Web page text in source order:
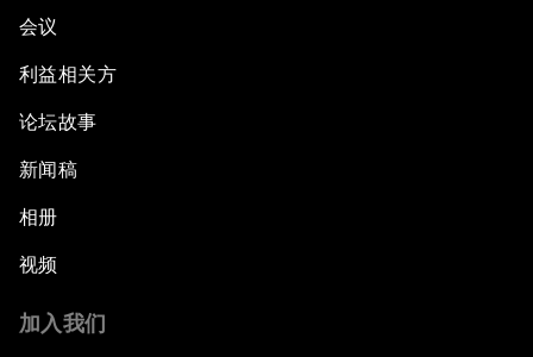
会议
利益相关方
论坛故事
新闻稿
相册
视频
加入我们